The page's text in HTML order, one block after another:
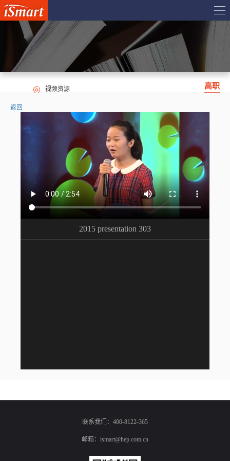
视频资源 高职
返回
2015 presentation 303
联系我们：400-8122-365
邮箱：ismart@hep.com.cn